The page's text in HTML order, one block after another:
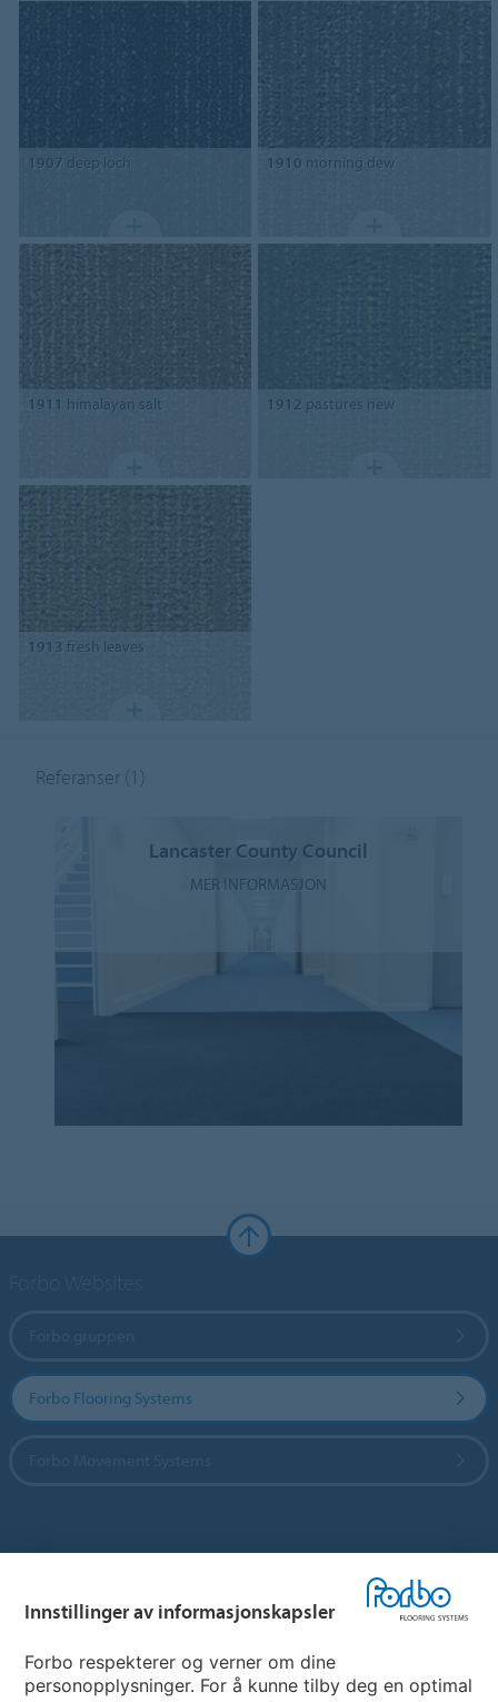
1907 deep loch 1910 morning dew
1911 himalayan salt 1912 pastures new
1913 fresh leaves
Referanser (1)
Lancaster County Council
MER INFORMASJON
Forbo Flooring Systems
Hjemmeside per land
Velg land
Innstillinger av informasjonskapsler
Forbo respekterer og verner om dine
personopplysninger. For å kunne tilby deg en optimal